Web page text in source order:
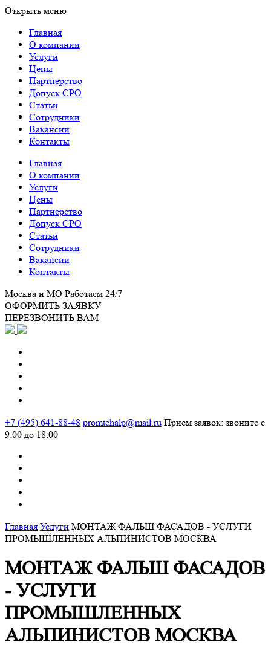
Открыть меню
Главная
О компании
Услуги
Цены
Партнерство
Допуск СРО
Статьи
Сотрудники
Вакансии
Контакты
Главная
О компании
Услуги
Цены
Партнерство
Допуск СРО
Статьи
Сотрудники
Вакансии
Контакты
Москва и МО Работаем 24/7
ОФОРМИТЬ ЗАЯВКУ
ПЕРЕЗВОНИТЬ ВАМ
+7 (495) 641-88-48 promtehalp@mail.ru Прием заявок: звоните с
9:00 до 18:00
Главная Услуги МОНТАЖ ФАЛЬШ ФАСАДОВ - УСЛУГИ
ПРОМЫШЛЕННЫХ АЛЬПИНИСТОВ МОСКВА
МОНТАЖ ФАЛЬШ ФАСАДОВ
- УСЛУГИ
ПРОМЫШЛЕННЫХ
АЛЬПИНИСТОВ МОСКВА